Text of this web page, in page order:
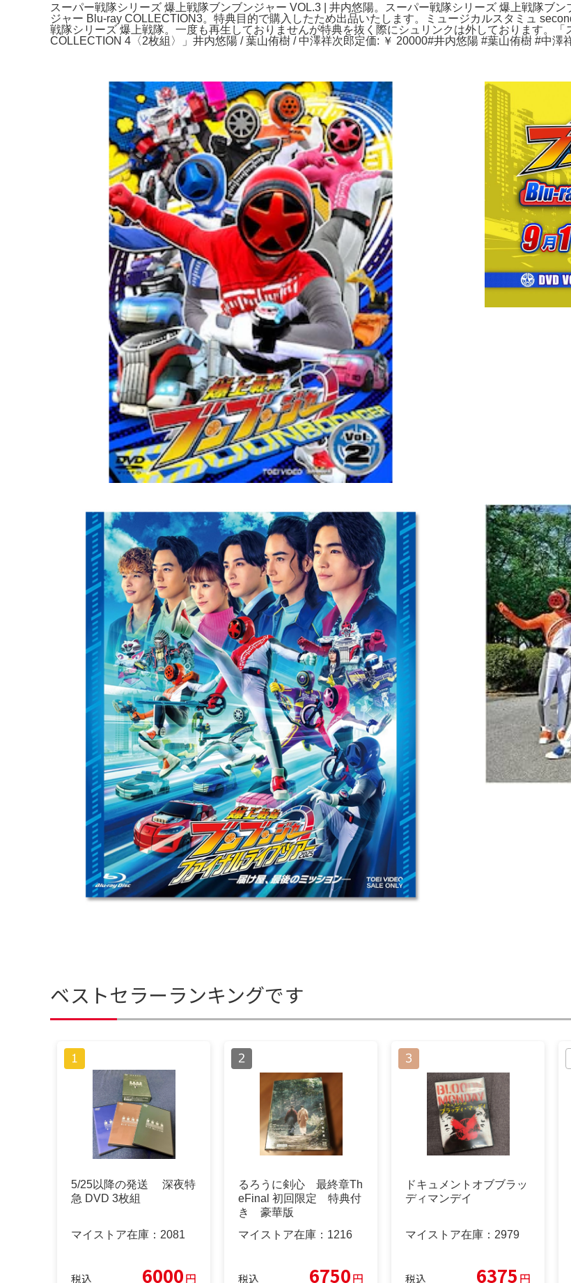
スーパー戦隊シリーズ 爆上戦隊ブンブンジャー VOL.3 | 井内悠陽。スーパー戦隊シリーズ 爆上戦隊ブ
ジャー Blu-ray COLLECTION3。特典目的で購入したため出品いたします。ミュージカルスタミュ
戦隊シリーズ 爆上戦隊。一度も再生しておりませんが特典を抜く際にシュリンクは外しております。
COLLECTION 4〈2枚組〉」井内悠陽 / 葉山侑樹 / 中澤祥次郎定価: ￥ 20000#井内悠陽 #葉山侑樹 #中澤
ベストセラーランキングです
5/25以降の発送 深夜特
急 DVD 3枚組
マイストア在庫： 2081
税込 6000円
るろうに剣心 最終章Th
eFinal 初回限定 特典付
き 豪華版
マイストア在庫： 1216
税込 6750円
ドキュメントオブブラッ
ディマンデイ
マイストア在庫： 2979
税込 6375 円